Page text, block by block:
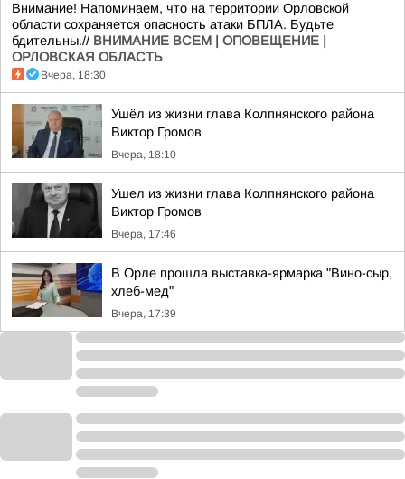
Внимание! Напоминаем, что на территории Орловской
области сохраняется опасность атаки БПЛА. Будьте
бдительны.// ВНИМАНИЕ ВСЕМ | ОПОВЕЩЕНИЕ |
ОРЛОВСКАЯ ОБЛАСТЬ
Вчера, 18:30
Ушёл из жизни глава Колпнянского района
Виктор Громов
Вчера, 18:10
Ушел из жизни глава Колпнянского района
Виктор Громов
Вчера, 17:46
В Орле прошла выставка-ярмарка "Вино-сыр,
хлеб-мед"
Вчера, 17:39